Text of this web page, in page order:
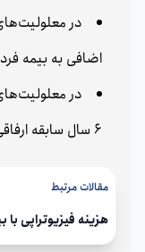
اضافی به بیمه
6 سال سابقه ارفاقی تعلق می‌گیرد.
مقالات مرتبط
هزینه فیزیوتراپی